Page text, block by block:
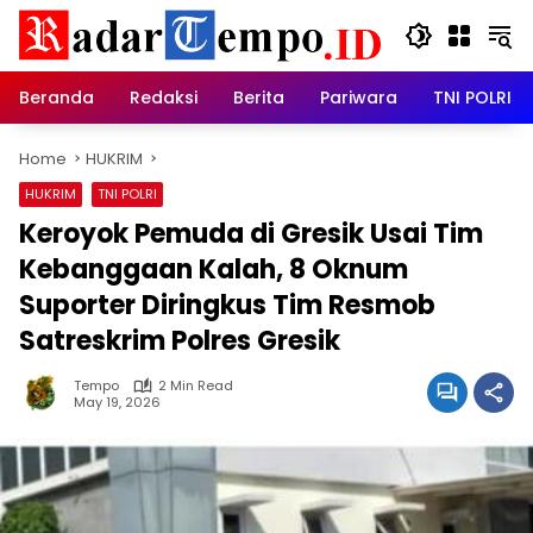
Skip
content
Beranda
Redaksi Berita Pariwara TNI POLRI
Home HUKRIM
HUKRIM TNI POLRI
Keroyok Pemuda di Gresik Usai Tim
Kebanggaan Kalah, 8 Oknum
Suporter Diringkus Tim Resmob
Satreskrim Polres Gresik
Tempo
2 Min Read
May 19, 2026